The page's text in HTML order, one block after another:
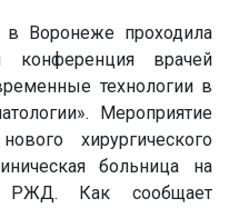
Воронеже проходила
конференция врачей
технологии в
Мероприятие
хирургического
больница на
РЖД. Как сообщает